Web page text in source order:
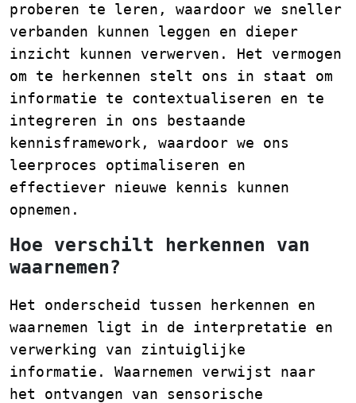
proberen te leren, waardoor we sneller
verbanden kunnen leggen en dieper
inzicht kunnen verwerven. Het vermogen
om te herkennen stelt ons in staat om
informatie te contextualiseren en te
integreren in ons bestaande
kennisframework, waardoor we ons
leerproces optimaliseren en
effectiever nieuwe kennis kunnen
opnemen.
Hoe verschilt herkennen van
waarnemen?
Het onderscheid tussen herkennen en
waarnemen ligt in de interpretatie en
verwerking van zintuiglijke
informatie. Waarnemen verwijst naar
het ontvangen van sensorische